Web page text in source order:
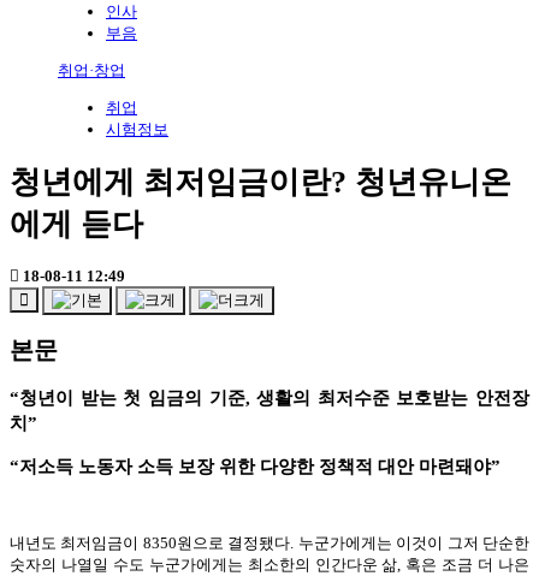
인사
부음
취업·창업
취업
시험정보
청년에게 최저임금이란? 청년유니온
에게 듣다
18-08-11 12:49
본문
“청년이 받는 첫 임금의 기준, 생활의 최저수준 보호받는 안전장
치”
“저소득 노동자 소득 보장 위한 다양한 정책적 대안 마련돼야”
내년도 최저임금이 8350원으로 결정됐다. 누군가에게는 이것이 그저 단순한
숫자의 나열일 수도 누군가에게는 최소한의 인간다운 삶, 혹은 조금 더 나은